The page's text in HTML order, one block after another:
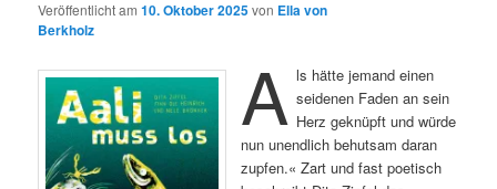
Veröffentlicht am10. Oktober 2025von Ella von
Berkholz
A ls hätte jemand einen
seidenen Faden an sein
Herz geknüpft und würde
nun unendlich behutsam daran
zupfen.« Zart und fast poetisch